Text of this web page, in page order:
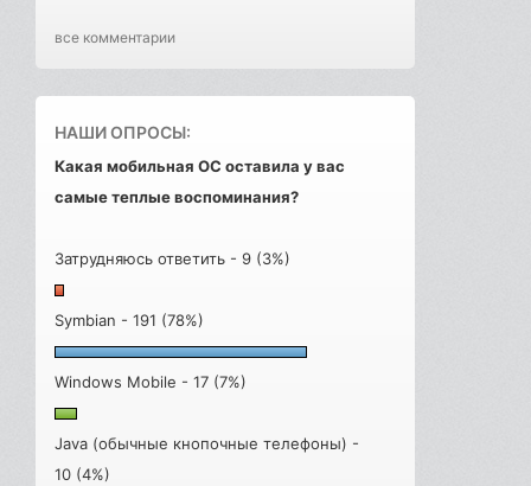
все комментарии
НАШИ ОПРОСЫ:
Какая мобильная ОС оставила у вас
самые теплые воспоминания?
Затрудняюсь ответить - 9 (3%)
Symbian - 191 (78%)
Windows Mobile - 17 (7%)
Java (обычные кнопочные телефоны) -
10 (4%)